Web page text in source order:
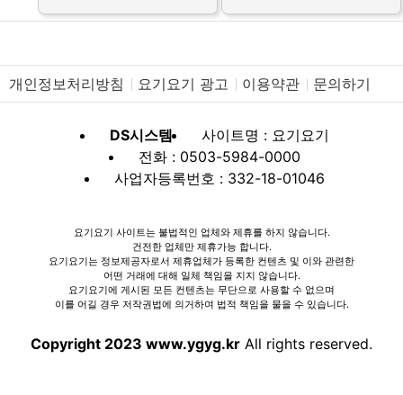
개인정보처리방침 요기요기 광고 이용약관 문의하기
DS시스템
사이트명 : 요기요기
전화 : 0503-5984-0000
사업자등록번호 : 332-18-01046
요기요기 사이트는 불법적인 업체와 제휴를 하지 않습니다.
건전한 업체만 제휴가능 합니다.
요기요기는 정보제공자로서 제휴업체가 등록한 컨텐츠 및 이와 관련한
어떤 거래에 대해 일체 책임을 지지 않습니다.
요기요기에 게시된 모든 컨텐츠는 무단으로 사용할 수 없으며
이를 어길 경우 저작권법에 의거하여 법적 책임을 물을 수 있습니다.
Copyright 2023 www.ygyg.kr All rights reserved.